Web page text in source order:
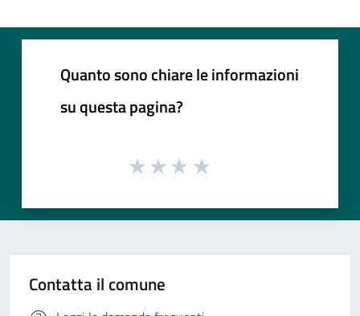
Quanto sono chiare le informazioni
su questa pagina?
Contatta il comune